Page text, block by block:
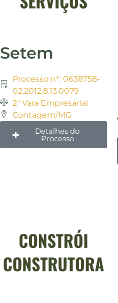
Setem
Processo n°: 0638758-
02.2012.8.13.0079
2ª Vara Empresarial
Contagem/MG
Detalhes do
Processo